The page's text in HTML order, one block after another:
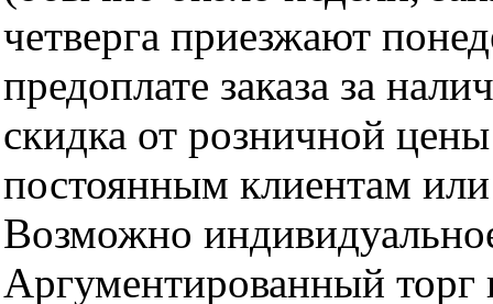
четверга приезжают
предоплате заказа за
скидка от розничной
постоянным клиентам
Возможно
Аргументированный торг